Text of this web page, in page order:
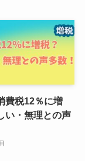
費税12％に増
い・無理との声